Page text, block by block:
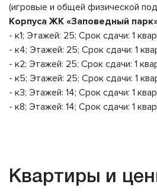
(игровые и общей физической
Корпуса ЖК «Заповедный
- к1; Этажей: 25; Срок сдачи: 1
- к4; Этажей: 25; Срок сдачи: 1
- к2; Этажей: 25; Срок сдачи: 1
- к5; Этажей: 25; Срок сдачи: 1
- к3; Этажей: 14; Срок сдачи: 1
- к8; Этажей: 14; Срок сдачи: 1
Квартиры и